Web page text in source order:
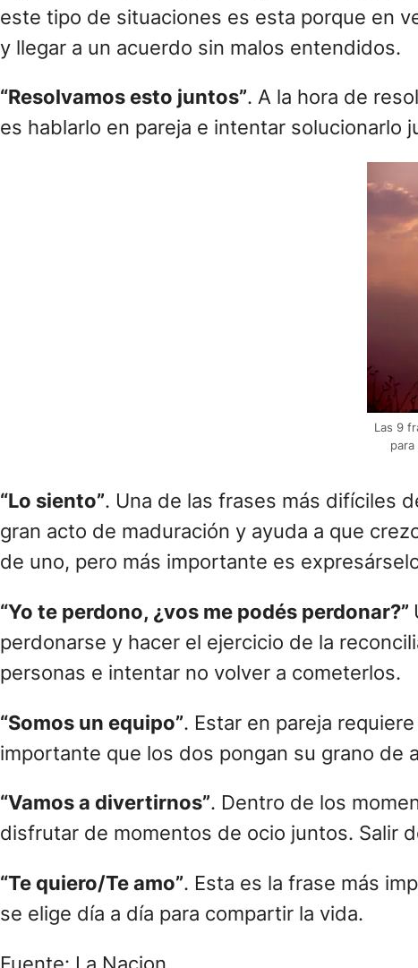
este tipo de situaciones es esta porque en
y llegar a un acuerdo sin malos entendidos.
“Resolvamos esto juntos”. A la hora de
es hablarlo en pareja e intentar solucionarlo
Las 9
“Lo siento”. Una de las frases más difíciles
gran acto de maduración y ayuda a que
de uno, pero más importante es
“Yo te perdono, ¿vos me podés perdonar?”
perdonarse y hacer el ejercicio de la
personas e intentar no volver a cometerlos.
“Somos un equipo”. Estar en pareja
importante que los dos pongan su grano de
“Vamos a divertirnos”. Dentro de los
disfrutar de momentos de ocio juntos. Salir
“Te quiero/Te amo”. Esta es la frase más
se elige día a día para compartir la vida.
Fuente: La Nacion